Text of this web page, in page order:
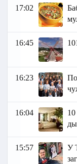
17:02
16:45
16:23
16:04
15:57
У